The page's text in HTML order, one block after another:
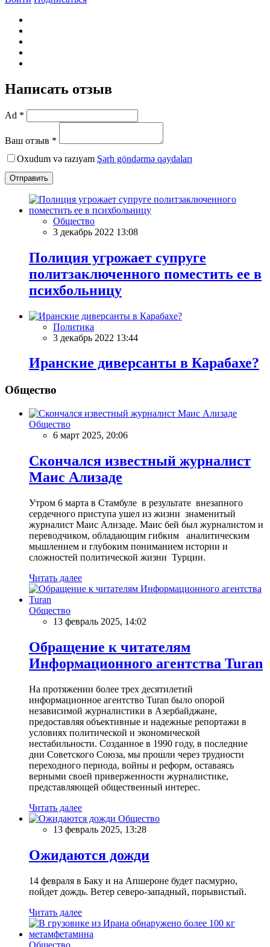
Написать отзыв
Ad *
Ваш отзыв *
Oxudum və razıyam Şərh göndərmə qaydaları
Отправить
Общество
3 декабрь 2022 13:08
Полиция угрожает супруге
политзаключенного поместить ее в
психбольницу
Политика
3 декабрь 2022 13:44
Иранские диверсанты в Карабахе?
Общество
Общество
6 март 2025, 20:06
Скончался известный журналист
Маис Ализаде
Утром 6 марта в Стамбуле в результате внезапного
сердечного приступа ушел из жизни знаменитый
журналист Маис Ализаде. Маис бей был журналистом и
переводчиком, обладающим гибким аналитическим
мышлением и глубоким пониманием истории и
сложностей политической жизни Турции.
Читать далее
Общество
13 февраль 2025, 14:02
Обращение к читателям
Информационного агентства Turan
На протяжении более трех десятилетий
информационное агентство Turan было опорой
независимой журналистики в Азербайджане,
предоставляя объективные и надежные репортажи в
условиях политической и экономической
нестабильности. Созданное в 1990 году, в последние
дни Советского Союза, мы прошли через трудности
переходного периода, войны и реформ, оставаясь
верными своей приверженности журналистике,
представляющей общественный интерес.
Читать далее
Общество
13 февраль 2025, 13:28
Ожидаются дожди
14 февраля в Баку и на Апшероне будет пасмурно,
пойдет дождь. Ветер северо-западный, порывистый.
Читать далее
Общество